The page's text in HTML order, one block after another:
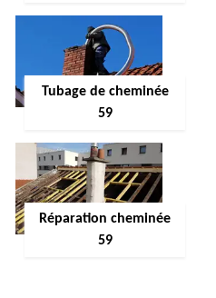
Tubage de cheminée
59
Réparation cheminée
59